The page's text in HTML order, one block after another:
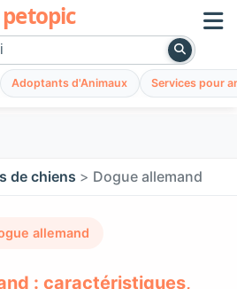
petopic
Adoptants d'Animaux Services pour
de chiens Dogue allemand
allemand
: caractéristiques,